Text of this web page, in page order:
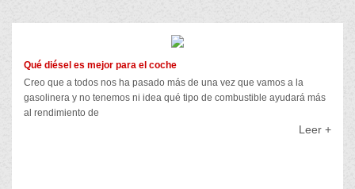
Qué diésel es mejor para el coche
Creo que a todos nos ha pasado más de una vez que vamos a la
gasolinera y no tenemos ni idea qué tipo de combustible ayudará más
al rendimiento de
Leer +